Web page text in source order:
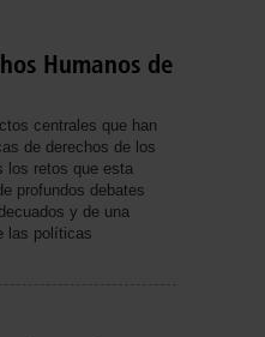
Humanos de
centrales que han
de derechos de los
los retos que esta
profundos debates
y de una
las políticas